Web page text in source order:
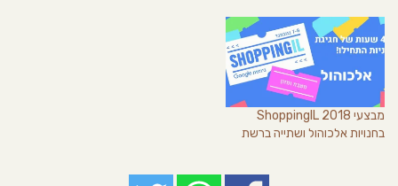
מבצעי ShoppingIL 2018
בחנויות אלכוהול ושתייה ברשת